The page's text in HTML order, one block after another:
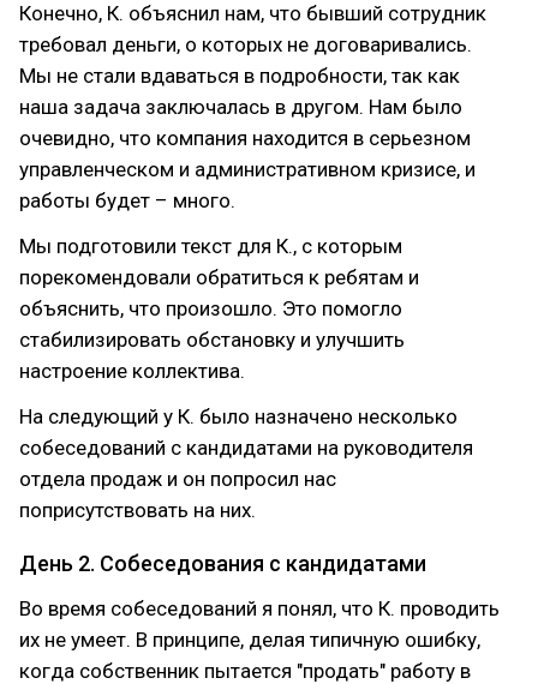
Конечно, К. объяснил нам, что бывший сотрудник
требовал деньги, о которых не договаривались.
Мы не стали вдаваться в подробности, так как
наша задача заключалась в другом. Нам было
очевидно, что компания находится в серьезном
управленческом и административном кризисе, и
работы будет – много.
Мы подготовили текст для К., с которым
порекомендовали обратиться к ребятам и
объяснить, что произошло. Это помогло
стабилизировать обстановку и улучшить
настроение коллектива.
На следующий у К. было назначено несколько
собеседований с кандидатами на руководителя
отдела продаж и он попросил нас
поприсутствовать на них.
День 2. Собеседования с кандидатами
Во время собеседований я понял, что К. проводить
их не умеет. В принципе, делая типичную ошибку,
когда собственник пытается "продать" работу в